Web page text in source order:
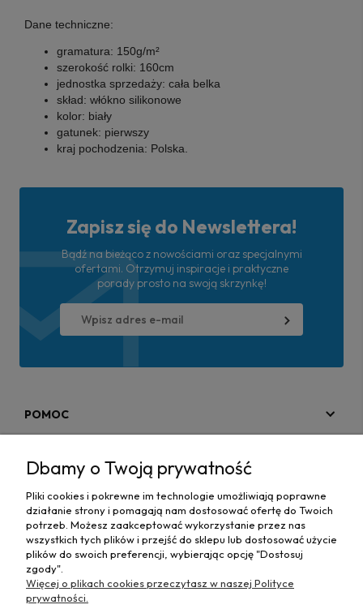
Dane techniczne:
gramatura: 150g/m²
szerokość rolki: 160cm
jednostka sprzedaży: cała belka
skład: włókno silikonowe
kolor: biały
gatunek: pierwszy
kraj pochodzenia: Polska.
Zapisz się do Newslettera!
Bądź na bieżąco z nowościami oraz specjalnymi
ofertami. Otrzymuj inspiracje i praktyczne
porady prosto na swoją skrzynkę!
POMOC
MAPA STRONY
INFORMACJE
Dbamy o Twoją prywatność
Pliki cookies i pokrewne im technologie umożliwiają poprawne
działanie strony i pomagają nam dostosować ofertę do Twoich
potrzeb. Możesz zaakceptować wykorzystanie przez nas
wszystkich tych plików i przejść do sklepu lub dostosować użycie
plików do swoich preferencji, wybierając opcję "Dostosuj
zgody".
Więcej o plikach cookies przeczytasz w naszej Polityce
prywatności.